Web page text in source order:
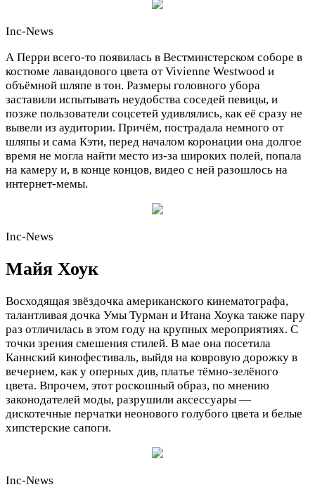
Inc-News
А Перри всего-то появилась в Вестминстерском соборе в
костюме лавандового цвета от Vivienne Westwood и
объёмной шляпе в тон. Размеры головного убора
заставили испытывать неудобства соседей певицы, и
позже пользователи соцсетей удивлялись, как её сразу не
вывели из аудитории. Причём, пострадала немного от
шляпы и сама Кэти, перед началом коронации она долгое
время не могла найти место из-за широких полей, попала
на камеру и, в конце концов, видео с ней разошлось на
интернет-мемы.
Inc-News
Майя Хоук
Восходящая звёздочка американского кинематографа,
талантливая дочка Умы Турман и Итана Хоука также пару
раз отличилась в этом году на крупных мероприятиях. С
точки зрения смешения стилей. В мае она посетила
Каннский кинофестиваль, выйдя на ковровую дорожку в
вечернем, как у оперных див, платье тёмно-зелёного
цвета. Впрочем, этот роскошный образ, по мнению
законодателей моды, разрушили аксессуары —
дискотечные перчатки неонового голубого цвета и белые
хипстерские сапоги.
Inc-News